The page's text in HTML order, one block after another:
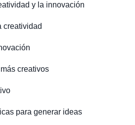
y la innovación
creatividad
creativos
para generar ideas